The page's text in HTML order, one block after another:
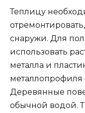
Теплицу
снаружи. Для
использовать
металла и
металлопрофиля
Деревянные
обычной водой.